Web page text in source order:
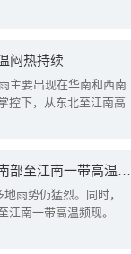
闷热持续
主要出现在华南和西南
控下，从东北至江南高
四川陕西等地需警惕降雨叠加致灾 华北南部至江南一带高温频现
雨势仍猛烈。同时，
南一带高温频现。